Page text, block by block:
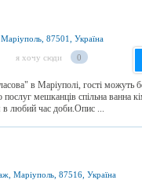
87501, Україна
я хочу сюди 0
​​в Маріуполі, гості можуть
мешканців спільна ванна
в любий час доби.Опис ...
Маріуполь, 87516, Україна